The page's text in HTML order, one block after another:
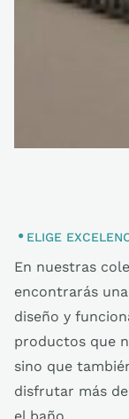
ELIGE
En nuestras
encontrarás
diseño y
productos que
sino que
disfrutar más
el baño.